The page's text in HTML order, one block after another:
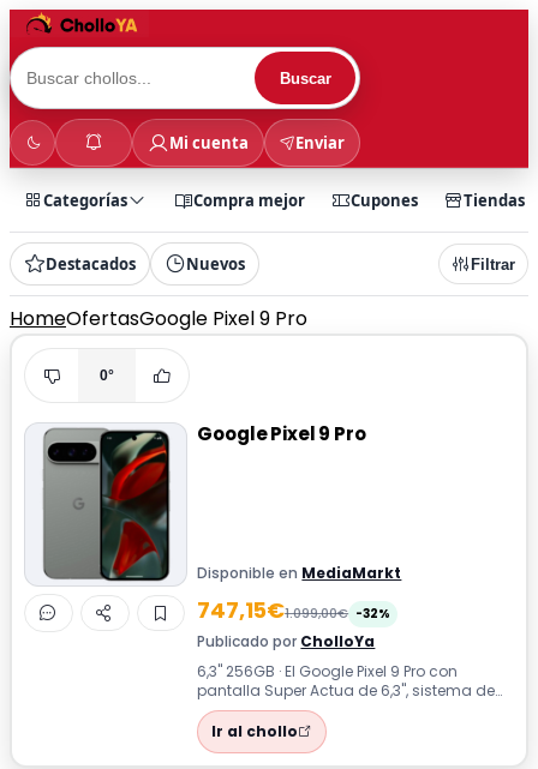
Buscar
Mi cuenta Enviar
Categorías Compra mejor Cupones Tiendas
Destacados Nuevos Filtrar
HomeOfertasGoogle Pixel 9 Pro
0°
Google Pixel 9 Pro
Disponible en MediaMarkt
747,15€1.099,00€ -32%
Publicado por CholloYa
6,3'' 256GB · El Google Pixel 9 Pro con
pantalla Super Actua de 6,3", sistema de
cámara trasera triple y batería de 2...
Ir al chollo